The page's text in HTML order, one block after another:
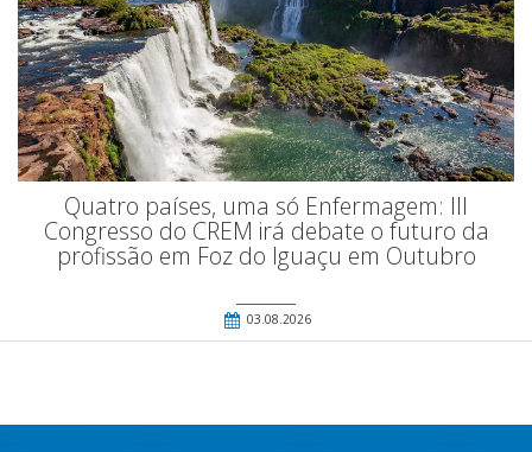
Quatro países, uma só Enfermagem: III
Congresso do CREM irá debate o futuro da
profissão em Foz do Iguaçu em Outubro
03.08.2026